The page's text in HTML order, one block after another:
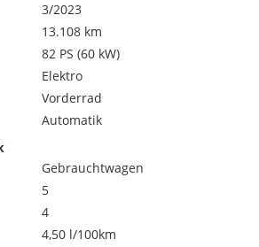
3/2023
13.108 km
82 PS (60 kW)
Elektro
Vorderrad
Automatik
Gebrauchtwagen
5
4
4,50 l/100km